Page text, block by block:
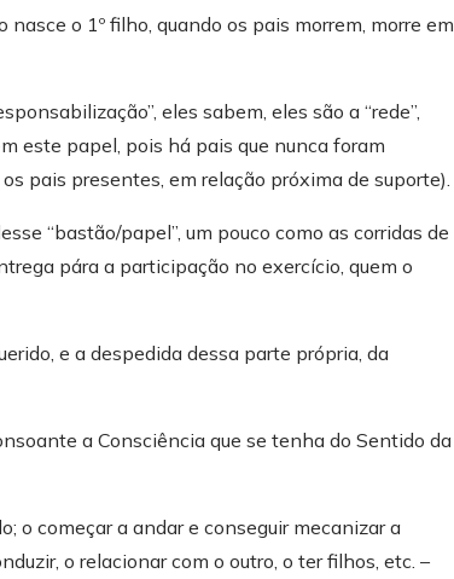
o 1º filho, quando os pais morrem, morre em
eles sabem, eles são a “rede”,
este papel, pois há pais que nunca foram
pais presentes, em relação próxima de suporte).
“bastão/papel”, um pouco como as corridas de
pára a participação no exercício, quem o
e a despedida dessa parte própria, da
a Consciência que se tenha do Sentido da
o começar a andar e conseguir mecanizar a
o relacionar com o outro, o ter filhos, etc. –
Newsletter
uma humana.
de uma alfacinha com um laurentino, em
se uma nova fase para toda a família, à
de ano e meio a viver fora, lecionando e
novos caminhos e aprendizagens, casei, fui
projetos comunitários e agências de